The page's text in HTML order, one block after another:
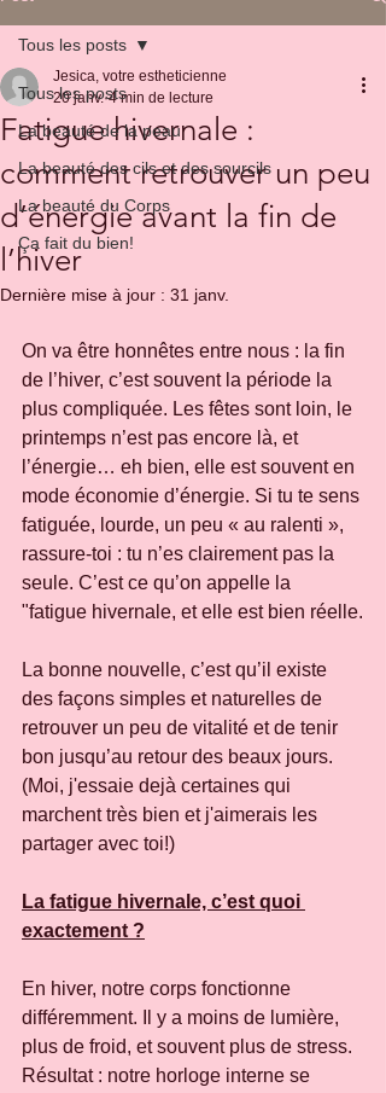
Tous les posts
La beauté de la peau
La beauté des cils et des sourcils
La beauté du Corps
Ça fait du bien!
Tous les posts
Fatigue hivernale :
comment retrouver un peu
d’énergie avant la fin de
l’hiver
Jesica, votre estheticienne
20 janv. 4 min de lecture
Dernière mise à jour : 31 janv.
On va être honnêtes entre nous : la fin
de l’hiver, c’est souvent la période la
plus compliquée. Les fêtes sont loin, le
printemps n’est pas encore là, et
l’énergie… eh bien, elle est souvent en
mode économie d’énergie. Si tu te sens
fatiguée, lourde, un peu « au ralenti »,
rassure-toi : tu n’es clairement pas la
seule. C’est ce qu’on appelle la
"fatigue hivernale, et elle est bien réelle.
La bonne nouvelle, c’est qu’il existe
des façons simples et naturelles de
retrouver un peu de vitalité et de tenir
bon jusqu’au retour des beaux jours.
(Moi, j'essaie dejà certaines qui
marchent très bien et j'aimerais les
partager avec toi!)
La fatigue hivernale, c’est quoi
exactement ?
En hiver, notre corps fonctionne
différemment. Il y a moins de lumière,
plus de froid, et souvent plus de stress.
Résultat : notre horloge interne se